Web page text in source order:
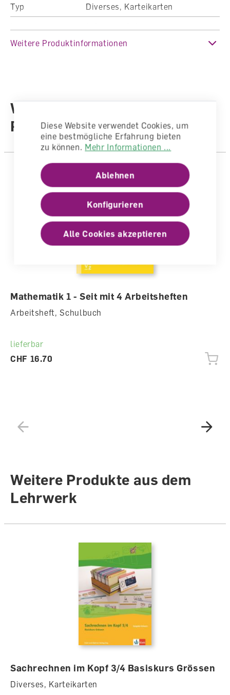
Typ
Diverses, Karteikarten
Fachbereich
Mathematik,
Autoren /
Illustratoren
Autorenteam
Weitere Produktinformationen
Weitere Produkte aus der
Reihe
Mathematik 1 - Seit mit 4 Arbeitsheften
Arbeitsheft, Schulbuch
lieferbar
CHF 16.70
Weitere Produkte aus dem
Lehrwerk
Sachrechnen im Kopf 3/4 Basiskurs Grössen
Diverses, Karteikarten
Diese Website verwendet Cookies, um
eine bestmögliche Erfahrung bieten
zu können. Mehr Informationen ...
Ablehnen
Konfigurieren
Alle Cookies akzeptieren